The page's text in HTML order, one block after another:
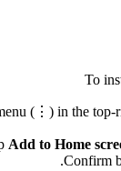
To
(⋮) in the top-
Add to Home
Confirm
.